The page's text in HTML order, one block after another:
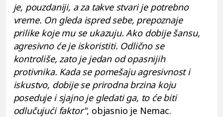
je, pouzdaniji, a za takve stvari je potrebno
vreme. On gleda ispred sebe, prepoznaje
prilike koje mu se ukazuju. Ako dobije šansu,
agresivno će je iskoristiti. Odlično se
kontroliše, zato je jedan od opasnijih
protivnika. Kada se pomešaju agresivnost i
iskustvo, dobije se prirodna brzina koju
poseduje i sjajno je gledati ga, to će biti
odlučujući faktor", objasnio je Nemac.